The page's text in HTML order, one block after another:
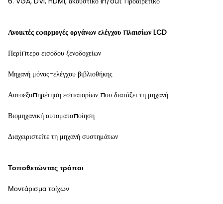
Ανοικτές εφαρμογές οργάνων ελέγχου πλαισίων LCD
Περίπτερο εισόδου ξενοδοχείων
Μηχανή μόνος-ελέγχου βιβλιοθήκης
Αυτοεξυπηρέτηση εστιατορίων που διατάζει τη μηχανή
Βιομηχανική αυτοματοποίηση
Διαχειριστείτε τη μηχανή συστημάτων
Τοποθετώντας τρόποι
Μοντάρισμα τοίχων